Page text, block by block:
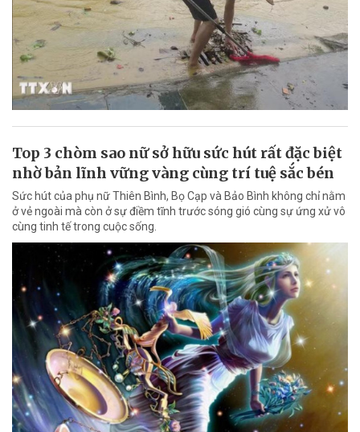
Top 3 chòm sao nữ sở hữu sức hút rất đặc biệt
nhờ bản lĩnh vững vàng cùng trí tuệ sắc bén
Sức hút của phụ nữ Thiên Bình, Bọ Cạp và Bảo Bình không chỉ nằm
ở vẻ ngoài mà còn ở sự điềm tĩnh trước sóng gió cùng sự ứng xử vô
cùng tinh tế trong cuộc sống.